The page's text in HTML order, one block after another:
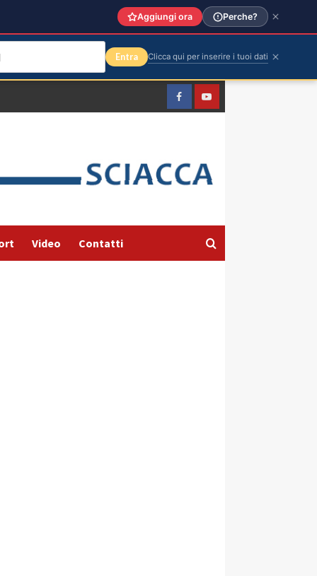
FacebookYountube
Video Contatti
Aggiungi ora Perche?
Entra Clicca qui per inserire i tuoi dati